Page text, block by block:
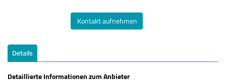
Kontakt aufnehmen
Details
Detaillierte Informationen zum Anbieter